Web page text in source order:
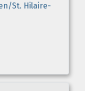
St. Hilaire-